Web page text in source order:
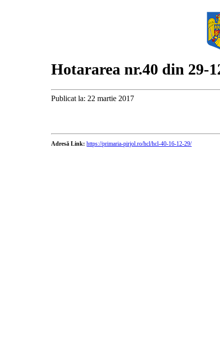
Hotararea nr.40 din 29-
Publicat la: 22 martie 2017
Adresă Link: https://primaria-pirjol.ro/hcl/hcl-40-16-12-29/